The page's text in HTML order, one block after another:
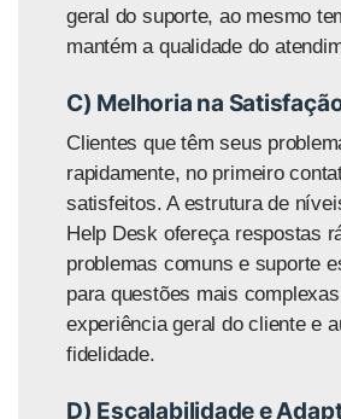
geral do suporte, ao mesmo
mantém a qualidade do
C) Melhoria na
Clientes que têm seus
rapidamente, no primeiro
satisfeitos. A estrutura de
Help Desk ofereça respostas
problemas comuns e suporte
para questões mais
experiência geral do cliente e
fidelidade.
D) Escalabilidade e